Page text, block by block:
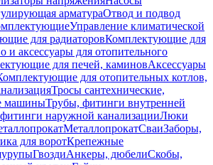
арматураОтвод и подвод
Управление климатической
для радиаторовКомплектующие для
и аксессуары для отопительного
для печей, каминовАксессуары
для отопительных котлов,
Тросы сантехнические,
машиныТрубы, фитинги внутренней
наружной канализацииЛюки
МеталлопрокатСваиЗаборы,
для воротКрепежные
ГвоздиАнкеры, дюбелиСкобы,